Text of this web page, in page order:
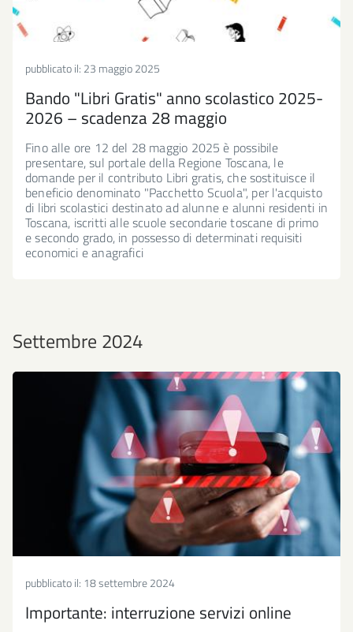
pubblicato il: 23 maggio 2025
Bando "Libri Gratis" anno scolastico 2025-
2026 – scadenza 28 maggio
Fino alle ore 12 del 28 maggio 2025 è possibile
presentare, sul portale della Regione Toscana, le
domande per il contributo Libri gratis, che sostituisce il
beneficio denominato "Pacchetto Scuola", per l'acquisto
di libri scolastici destinato ad alunne e alunni residenti in
Toscana, iscritti alle scuole secondarie toscane di primo
e secondo grado, in possesso di determinati requisiti
economici e anagrafici
Settembre 2024
pubblicato il: 18 settembre 2024
Importante: interruzione servizi online